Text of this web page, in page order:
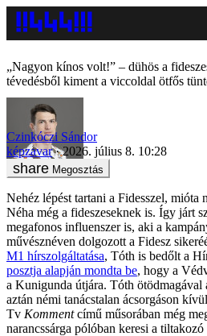
„Nagyon kínos volt!” – dühös a
tévedésből kiment a viccoldal ötfős
Czinkóczi Sándor
képzavar
2026. július 8. 10:28
Megosztás
Nehéz lépést tartani a Fidesszel, mióta
Néha még a fideszeseknek is. Így járt
megafonos influenszer is, aki a
művésznéven dolgozott a Fidesz
M1 hírszolgáltatása, Tóth is bedőlt a
posztja alapján mondta be, hogy a
a Kunigunda útjára. Tóth ötödmagával
aztán némi tanácstalan ácsorgáson
Tv Kommentcímű műsorában még
narancssárga pólóban keresi a